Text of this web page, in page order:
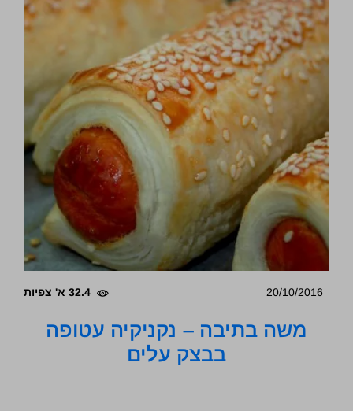
20/10/2016 32.4 א' צפיות
משה בתיבה – נקניקיה עטופה
בבצק עלים